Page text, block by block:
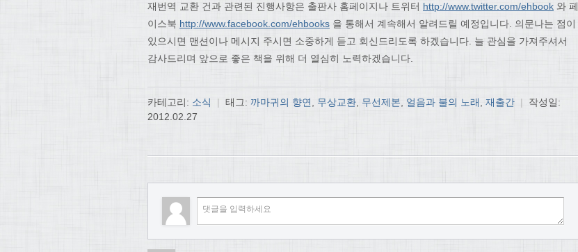
재번역 교환 건과 관련된 진행사항은 출판사 홈페이지나 트위터 http://www.twitter.com/ehbook 와 페
이스북 http://www.facebook.com/ehbooks 을 통해서 계속해서 알려드릴 예정입니다. 의문나는 점이
있으시면 맨션이나 메시지 주시면 소중하게 듣고 회신드리도록 하겠습니다. 늘 관심을 가져주셔서
감사드리며 앞으로 좋은 책을 위해 더 열심히 노력하겠습니다.
카테고리: 소식 | 태그: 까마귀의 향연 무상교환 무선제본 얼음과 불의 노래 재출간 |
작성일:
2012.02.27